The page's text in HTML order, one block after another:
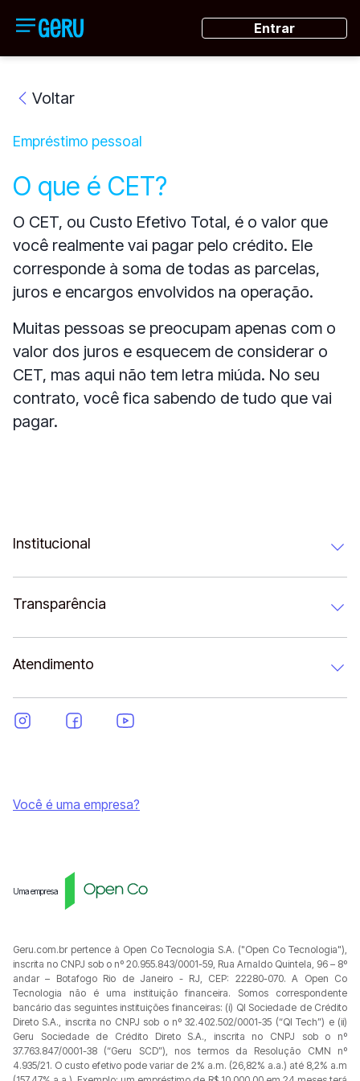
Entrar
Voltar
Empréstimo pessoal
O que é CET?
O CET, ou Custo Efetivo Total, é o valor que
você realmente vai pagar pelo crédito. Ele
corresponde à soma de todas as parcelas,
juros e encargos envolvidos na operação.
Muitas pessoas se preocupam apenas com o
valor dos juros e esquecem de considerar o
CET, mas aqui não tem letra miúda. No seu
contrato, você fica sabendo de tudo que vai
pagar.
Institucional
Transparência
Atendimento
Você é uma empresa?
Uma empresa
Geru.com.br pertence à Open Co Tecnologia S.A. ("Open Co Tecnologia"),
inscrita no CNPJ sob o nº 20.955.843/0001-59, Rua Arnaldo Quintela, 96 – 8º
andar – Botafogo Rio de Janeiro - RJ, CEP: 22280-070. A Open Co
Tecnologia não é uma instituição financeira. Somos correspondente
bancário das seguintes instituições financeiras: (i) QI Sociedade de Crédito
Direto S.A., inscrita no CNPJ sob o nº 32.402.502/0001-35 (“QI Tech”) e (ii)
Geru Sociedade de Crédito Direto S.A., inscrita no CNPJ sob o nº
37.763.847/0001-38 (“Geru SCD”), nos termos da Resolução CMN nº
4.935/21. O custo efetivo pode variar de 2% a.m. (26,82% a.a.) até 8,2% a.m